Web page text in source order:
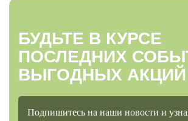
БУДЬТЕ В КУРСЕ
ПОСЛЕДНИХ
ВЫГОДНЫХ АКЦИЙ
Подпишитесь на наши новости и